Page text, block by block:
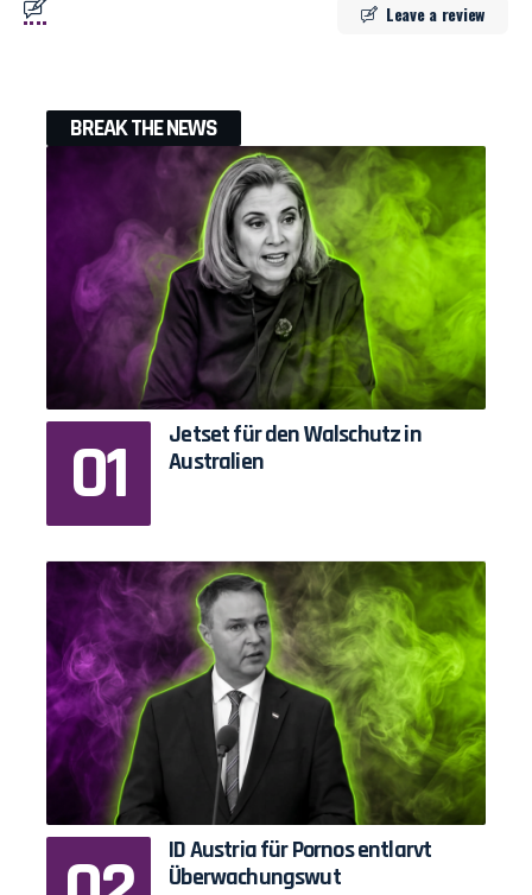
Leave a review
BREAK THE NEWS
Jetset für den Walschutz in
Australien
ID Austria für Pornos entlarvt
Überwachungswut